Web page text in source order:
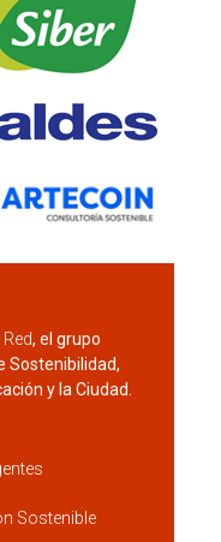
, el grupo
Sostenibilidad,
y la Ciudad.
Sostenible